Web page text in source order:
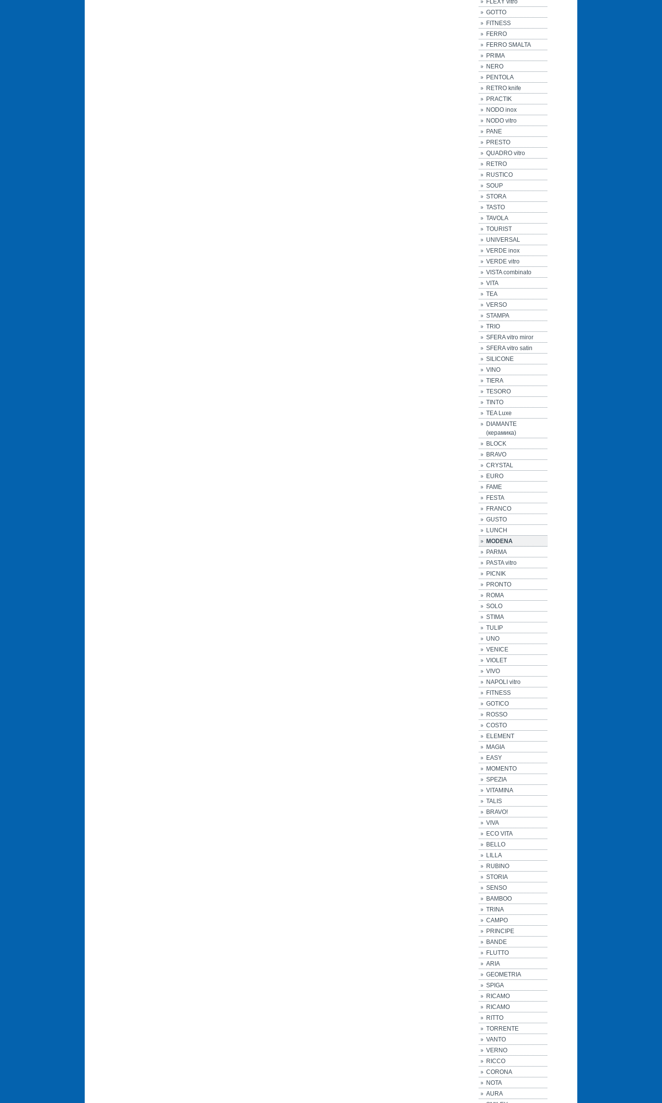
FLEXY vitro
GOTTO
FITNESS
FERRO
FERRO SMALTA
PRIMA
NERO
PENTOLA
RETRO knife
PRACTIK
NODO inox
NODO vitro
PANE
PRESTO
QUADRO vitro
RETRO
RUSTICO
SOUP
STORA
TASTO
TAVOLA
TOURIST
UNIVERSAL
VERDE inox
VERDE vitro
VISTA combinato
VITA
TEA
VERSO
STAMPA
TRIO
SFERA vitro miror
SFERA vitro satin
SILICONE
VINO
TIERA
TESORO
TINTO
TEA Luxe
DIAMANTE
(керамика)
BLOCK
BRAVO
CRYSTAL
EURO
FAME
FESTA
FRANCO
GUSTO
LUNCH
MODENA
PARMA
PASTA vitro
PICNIK
PRONTO
ROMA
SOLO
STIMA
TULIP
UNO
VENICE
VIOLET
VIVO
NAPOLI vitro
FITNESS
GOTICO
ROSSO
COSTO
ELEMENT
MAGIA
EASY
MOMENTO
SPEZIA
VITAMINA
TALIS
BRAVO!
VIVA
ECO VITA
BELLO
LILLA
RUBINO
STORIA
SENSO
BAMBOO
TRINA
CAMPO
PRINCIPE
BANDE
FLUTTO
ARIA
GEOMETRIA
SPIGA
RICAMO
RICAMO
RITTO
TORRENTE
VANTO
VERNO
RICCO
CORONA
NOTA
AURA